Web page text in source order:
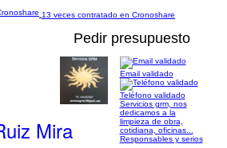
13 veces contratado en Cronoshare
Pedir presupuesto
Mira
Email validado
Teléfono validado
Servicios grm, nos
dedicamos a la
limpieza de obra,
cotidiana, oficinas...
Responsables y serios